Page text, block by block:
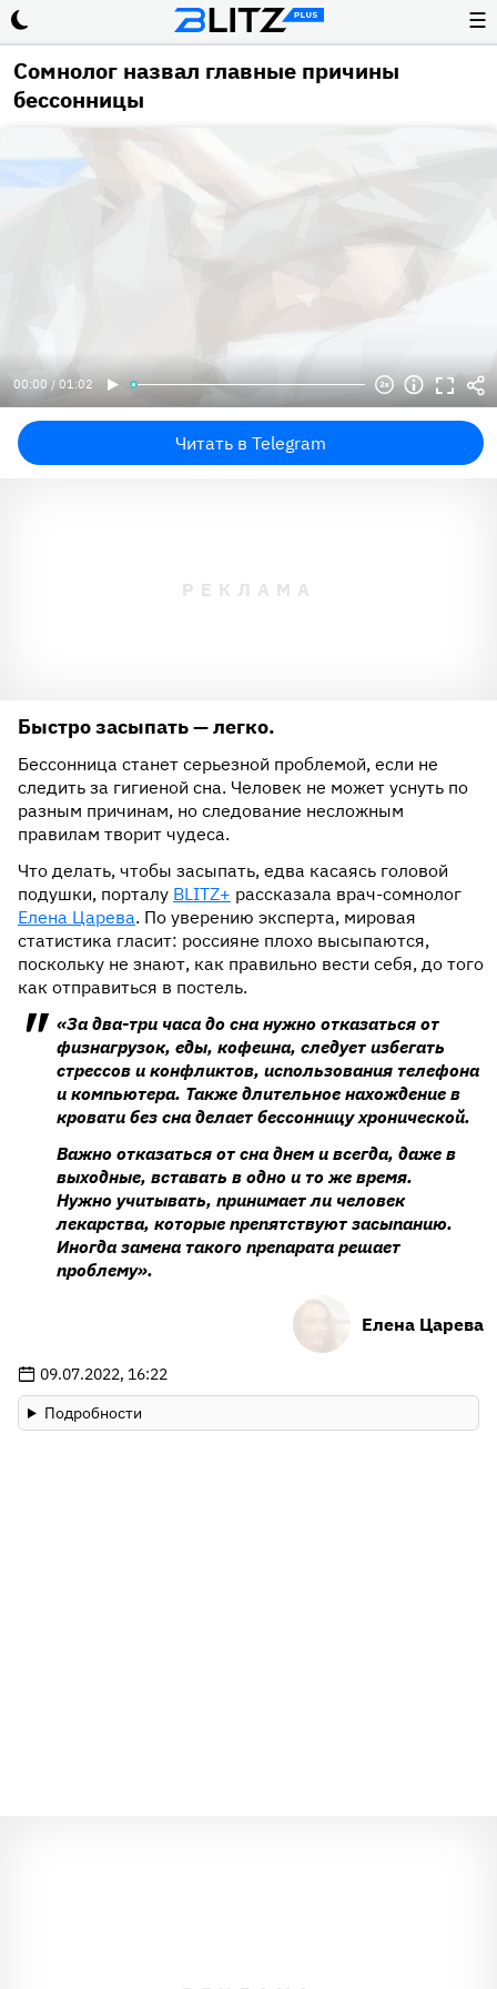
☰
Сомнолог назвал главные причины
бессонницы
00:00 / 01:02
Читать в Telegram
Быстро засыпать — легко.
Бессонница станет серьезной проблемой, если не
следить за гигиеной сна. Человек не может уснуть по
разным причинам, но следование несложным
правилам творит чудеса.
Что делать, чтобы засыпать, едва касаясь головой
подушки, порталу BLITZ+ рассказала врач-сомнолог
Елена Царева. По уверению эксперта, мировая
статистика гласит: россияне плохо высыпаются,
поскольку не знают, как правильно вести себя, до того
как отправиться в постель.
«За два-три часа до сна нужно отказаться от
физнагрузок, еды, кофеина, следует избегать
стрессов и конфликтов, использования телефона
и компьютера. Также длительное нахождение в
кровати без сна делает бессонницу хронической.
Важно отказаться от сна днем и всегда, даже в
выходные, вставать в одно и то же время.
Нужно учитывать, принимает ли человек
лекарства, которые препятствуют засыпанию.
Иногда замена такого препарата решает
проблему».
Елена Царева
09.07.2022, 16:22
Подробности